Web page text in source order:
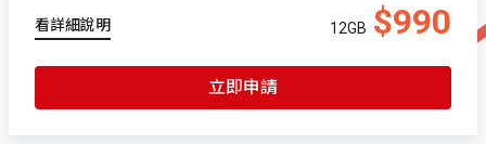
看詳細說明 12GB $990
立即申請